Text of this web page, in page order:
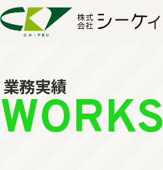
業務実績
WORKS